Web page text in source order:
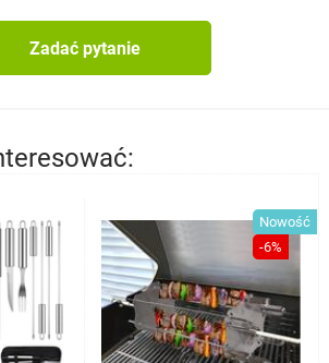
Zadać pytanie
Nowość
-6%